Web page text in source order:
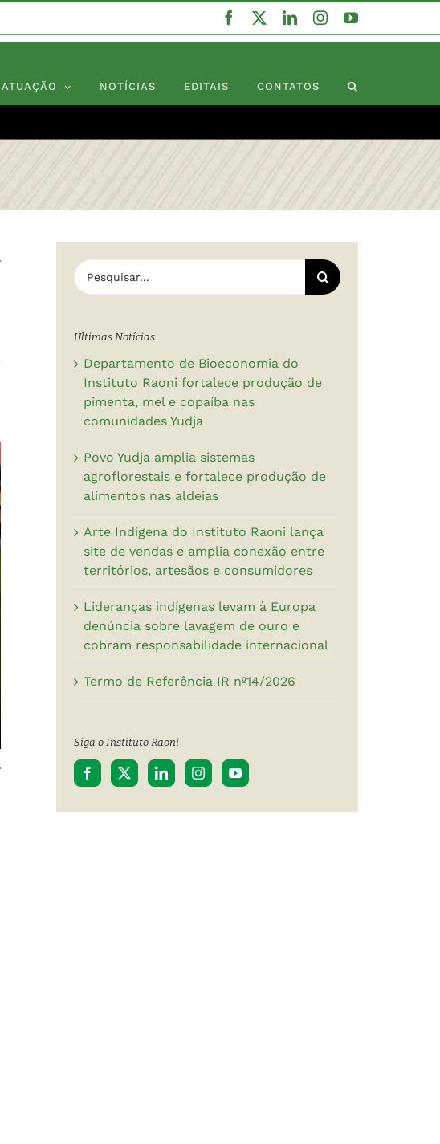
Facebook LinkedInInstagramYouTube
ATUAÇÃO NOTÍCIAS EDITAIS CONTATOS
Buscar
resultados
Últimas Notícias
Departamento de Bioeconomia do
Instituto Raoni fortalece produção de
pimenta, mel e copaíba nas
comunidades Yudja
Povo Yudja amplia sistemas
agroflorestais e fortalece produção de
alimentos nas aldeias
Arte Indígena do Instituto Raoni lança
site de vendas e amplia conexão entre
territórios, artesãos e consumidores
Lideranças indígenas levam à Europa
denúncia sobre lavagem de ouro e
cobram responsabilidade internacional
Termo de Referência IR nº14/2026
Siga o Instituto Raoni